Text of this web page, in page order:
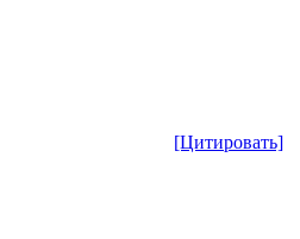
[Цитировать]